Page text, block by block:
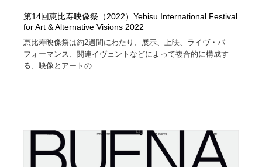
第14回恵比寿映像祭（2022）Yebisu International Festival
for Art & Alternative Visions 2022
恵比寿映像祭は約2週間にわたり、展示、上映、ライヴ・パ
フォーマンス、関連イヴェントなどによって複合的に構成す
る、映像とアートの...